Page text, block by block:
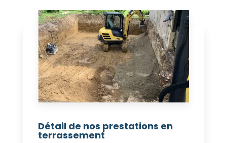
Détail de nos prestations en
terrassement